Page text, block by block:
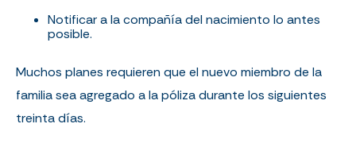
Notificar a la compañía del nacimiento lo antes
posible.
Muchos planes requieren que el nuevo miembro de la
familia sea agregado a la póliza durante los siguientes
treinta días.